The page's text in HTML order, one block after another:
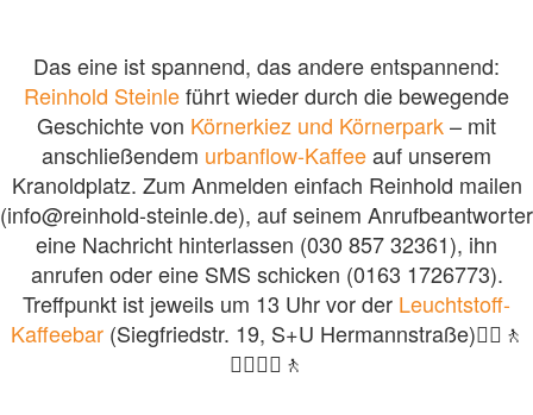
Das eine ist spannend, das andere entspannend:
Reinhold Steinleführt wieder durch die bewegende
Geschichte von Körnerkiez und Körnerpark– mit
anschließendem urbanflow-Kaffeeauf unserem
Kranoldplatz. Zum Anmelden einfach Reinhold mailen
(info@reinhold-steinle.de), auf seinem Anrufbeantworter
eine Nachricht hinterlassen (030 857 32361), ihn
anrufen oder eine SMS schicken (0163 1726773).
Treffpunkt ist jeweils um 13 Uhr vor der Leuchtstoff-
Kaffeebar(Siegfriedstr. 19, S+U Hermannstraße)🚶‍♂️🚶
🚶‍♀️🚶‍♂️🚶